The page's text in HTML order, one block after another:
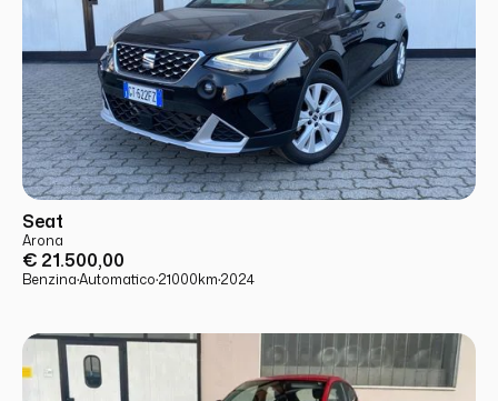
USATO
Seat
Arona
€ 21.500,00
Benzina·Automatico·21000km·2024